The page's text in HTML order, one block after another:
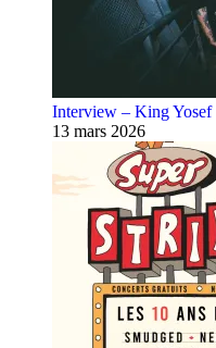
Interview – King Yosef
13 mars 2026